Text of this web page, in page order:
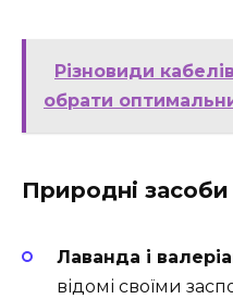
Різновиди
обрати
Природні засоби
Лаванда і
відомі своїми